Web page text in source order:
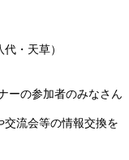
・天草）
ーの参加者のみなさん
流会等の情報交換を